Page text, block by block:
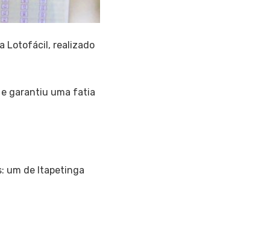
Lotofácil, realizado
e garantiu uma fatia
um de Itapetinga